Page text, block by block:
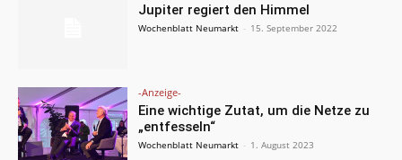
Jupiter regiert den Himmel
Wochenblatt Neumarkt - 15. September 2022
-Anzeige-
Eine wichtige Zutat, um die Netze zu
„entfesseln“
Wochenblatt Neumarkt - 1. August 2023